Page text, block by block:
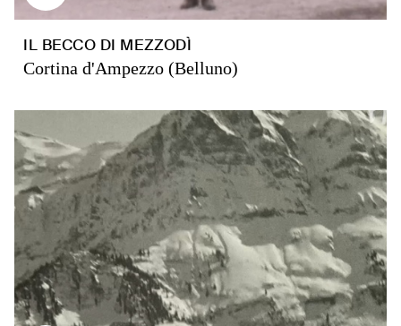
IL BECCO DI MEZZODÌ
Cortina d'Ampezzo (Belluno)